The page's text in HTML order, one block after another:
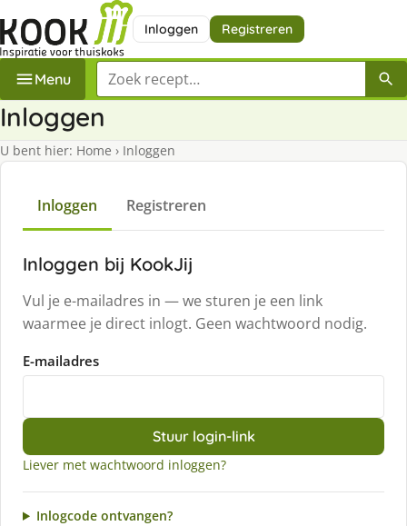
Inloggen Registreren
Menu Zoek een recept
Inloggen
U bent hier: Home › Inloggen
Inloggen Registreren
Inloggen bij KookJij
Vul je e-mailadres in — we sturen je een link
waarmee je direct inlogt. Geen wachtwoord nodig.
E-mailadres
Stuur login-link
Liever met wachtwoord inloggen?
Inlogcode ontvangen?